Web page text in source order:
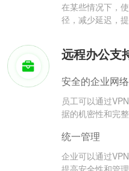
在某些情况下，
径，减少延迟，提
远程办公支
安全的企业网
员工可以通过
据的机密性和完整
统一管理
企业可以通过